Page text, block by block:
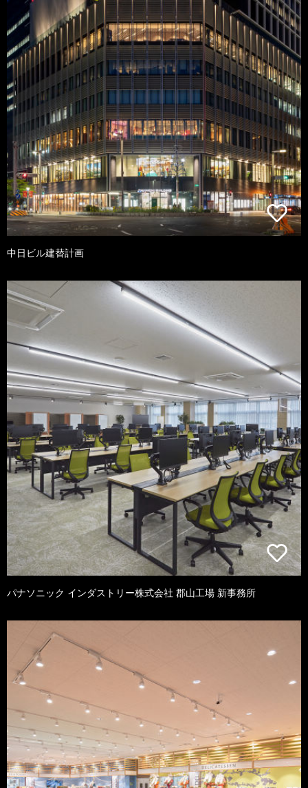
中日ビル建替計画
パナソニック インダストリー株式会社 郡山工場 新事務所